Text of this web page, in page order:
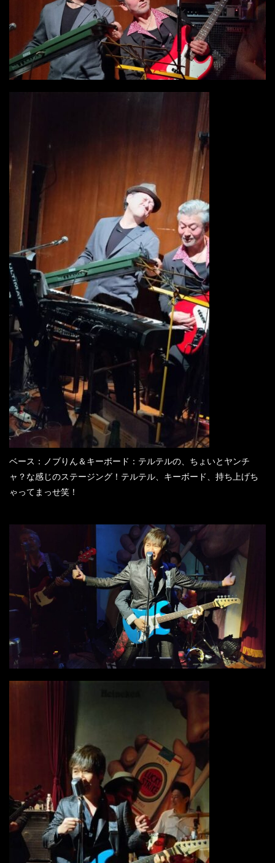
ベース：ノブりん＆キーボード：テルテルの、ちょいとヤンチ
ャ？な感じのステージング！テルテル、キーボード、持ち上げち
ゃってまっせ笑！